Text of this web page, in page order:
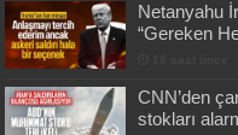
Netanyahu
“Gereken
CNN’den
stokları